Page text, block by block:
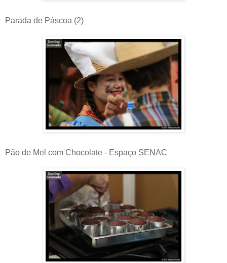
Parada de Páscoa (2)
Pão de Mel com Chocolate - Espaço SENAC